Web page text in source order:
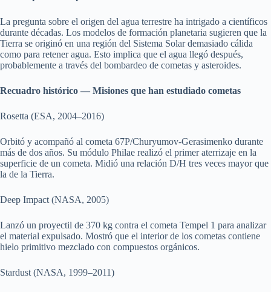
La pregunta sobre el origen del agua terrestre ha intrigado a científicos
durante décadas. Los modelos de formación planetaria sugieren que la
Tierra se originó en una región del Sistema Solar demasiado cálida
como para retener agua. Esto implica que el agua llegó después,
probablemente a través del bombardeo de cometas y asteroides.
Recuadro histórico — Misiones que han estudiado cometas
Rosetta (ESA, 2004–2016)
Orbitó y acompañó al cometa 67P/Churyumov-Gerasimenko durante
más de dos años. Su módulo Philae realizó el primer aterrizaje en la
superficie de un cometa. Midió una relación D/H tres veces mayor que
la de la Tierra.
Deep Impact (NASA, 2005)
Lanzó un proyectil de 370 kg contra el cometa Tempel 1 para analizar
el material expulsado. Mostró que el interior de los cometas contiene
hielo primitivo mezclado con compuestos orgánicos.
Stardust (NASA, 1999–2011)